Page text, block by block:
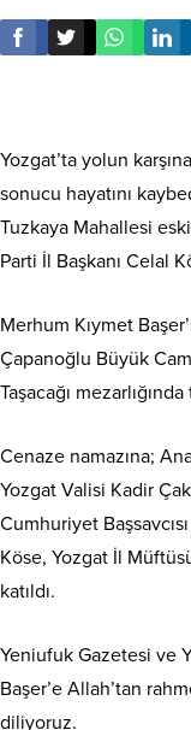
Yozgat’ta yolun
sonucu hayatını
Tuzkaya Mahallesi
Parti İl Başkanı Celal
Merhum Kıymet
Çapanoğlu Büyük
Taşacağı
Cenaze namazına;
Yozgat Valisi Kadir
Cumhuriyet
Köse, Yozgat İl
katıldı.
Yeniufuk Gazetesi ve
Başer’e Allah’tan
diliyoruz.